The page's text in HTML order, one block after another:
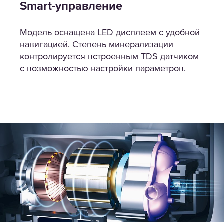
Smart-управление
Модель оснащена LED-дисплеем с удобной
навигацией. Степень минерализации
контролируется встроенным TDS-датчиком
с возможностью настройки параметров.